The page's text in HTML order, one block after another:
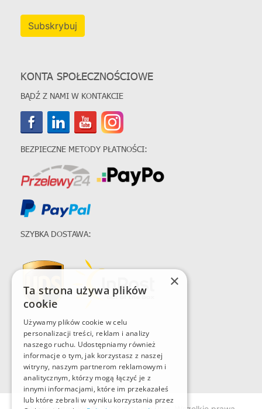
Subskrybuj
KONTA SPOŁECZNOŚCIOWE
BĄDŹ Z NAMI W KONTAKCIE
BEZPIECZNE METODY PŁATNOŚCI:
SZYBKA DOSTAWA:
×
Ta strona używa plików
cookie
Używamy plików cookie w celu
personalizacji treści, reklam i analizy
naszego ruchu. Udostępniamy również
informacje o tym, jak korzystasz z naszej
witryny, naszym partnerom reklamowym i
analitycznym, którzy mogą łączyć je z
innymi informacjami, które im przekazałeś
lub które zebrali w wyniku korzystania przez